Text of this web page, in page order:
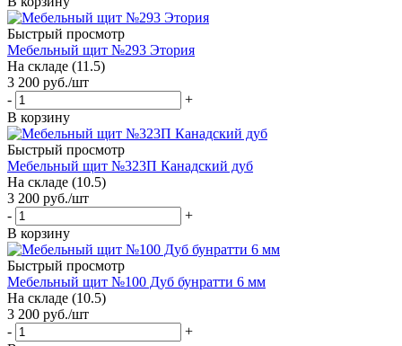
Быстрый просмотр
Мебельный щит №293 Этория
На складе (11.5)
3 200 руб./шт
-
+
В корзину
Быстрый просмотр
Мебельный щит №323П Канадский дуб
На складе (10.5)
3 200 руб./шт
-
+
В корзину
Быстрый просмотр
Мебельный щит №100 Дуб бунратти 6 мм
На складе (10.5)
3 200 руб./шт
-
+